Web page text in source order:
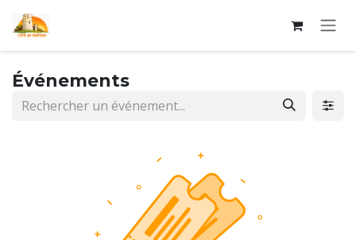
Événements